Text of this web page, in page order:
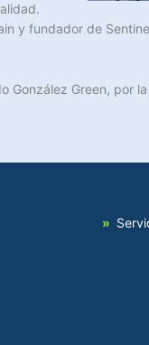
y fundador de
González Green, por